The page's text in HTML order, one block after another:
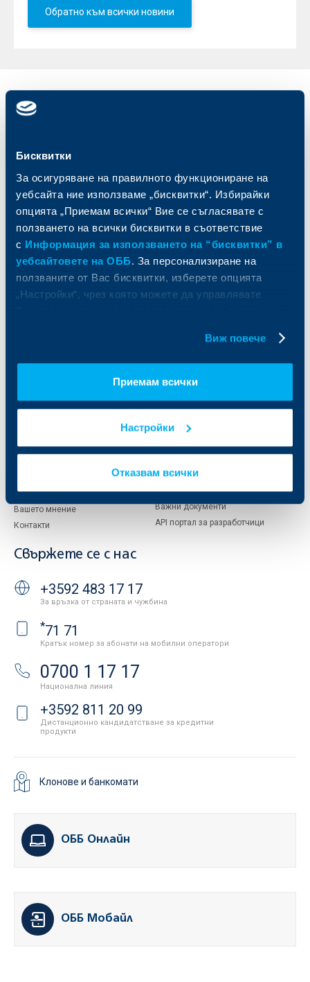
Бисквитки
За осигуряване на правилното функциониране на
уебсайта ние използваме „бисквитки“. Избирайки
опцията „Приемам всички“ Вие се съгласявате с
ползването на всички бисквитки в съответствие
с Информация за използването на “бисквитки” в
уебсайтовете на ОББ. За персонализиране на
ползваните от Вас бисквитки, изберете опцията
„Настройки“, чрез която можете да управлявате
Виж повече
Приемам всички
Настройки
Отказвам всички
Обратно към всички новини
Индивидуални
клиенти
Сметки и плащания
Кредити
Спестявания и инвестиции
Частно банкиране
Застраховки
Актуализация на клиентски данни
Търговско финансиране
ПОС терминали
Пазари, инвестиционно банкиране
Финансови институции и суверени
За ОББ
За акционери
Европейско финансиране
Други документи
Новини
Вашето мнение
Контакти
Групата на KBC
ОББ Пенсионно осигуряване
ОББ Асет мениджмънт
Продажба на имоти
Бисквитки
Защита на личните данни
Важни документи
API портал за разработчици
Свържете се с нас
+3592 483 17 17
За връзка от страната и чужбина
*71 71
Кратък номер за абонати на мобилни оператори
0700 1 17 17
Национална линия
+3592 811 20 99
Дистанционно кандидатстване за кредитни
продукти
Клонове и банкомати
ОББ Онлайн
ОББ Мобайл